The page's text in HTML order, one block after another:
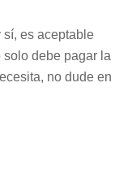
sí, es aceptable
debe pagar la
no dude en